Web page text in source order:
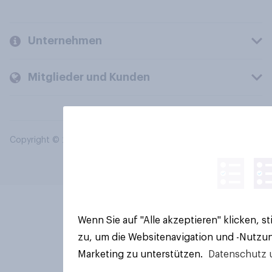
Unternehmen
Mitglieder und Kunden
Copyright © 2026 YouGov PLC. Alle Rechte vorbehalten.
Wenn Sie auf "Alle akzeptieren" klicken,
zu, um die Websitenavigation und -
Marketing zu unterstützen.
Datenschutz